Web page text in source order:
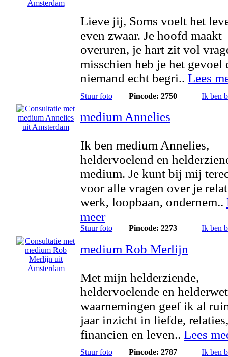
Lieve jij, Soms voelt het
even zwaar. Je hoofd maakt
overuren, je hart zit vol
misschien heb je het gevoel
niemand echt begri.. Lees
Stuur foto Pincode: 2750 Ik ben
medium Annelies
Ik ben medium Annelies,
heldervoelend en
medium. Je kunt bij mij
voor alle vragen over je
werk, loopbaan, ondernem..
meer
Stuur foto Pincode: 2273 Ik ben
medium Rob Merlijn
Met mijn helderziende,
heldervoelende en
waarnemingen geef ik al
jaar inzicht in liefde,
financien en leven.. Lees
Stuur foto Pincode: 2787 Ik ben